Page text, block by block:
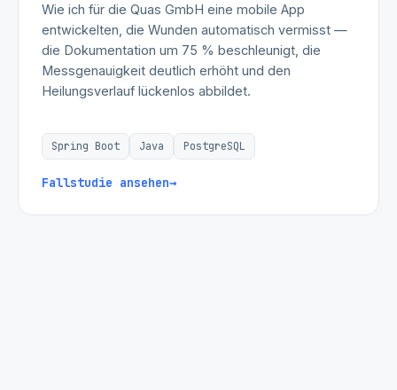
Wie ich für die Quas GmbH eine mobile App
entwickelten, die Wunden automatisch vermisst —
die Dokumentation um 75 % beschleunigt, die
Messgenauigkeit deutlich erhöht und den
Heilungsverlauf lückenlos abbildet.
Spring Boot Java PostgreSQL
Fallstudie ansehen→